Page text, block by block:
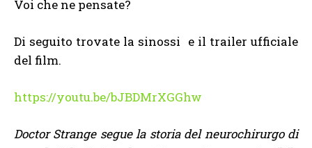
Voi che ne pensate?
Di seguito trovate la sinossi e il trailer ufficiale
del film.
https://youtu.be/bJBDMrXGGhw
Doctor Strange segue la storia del neurochirurgo di